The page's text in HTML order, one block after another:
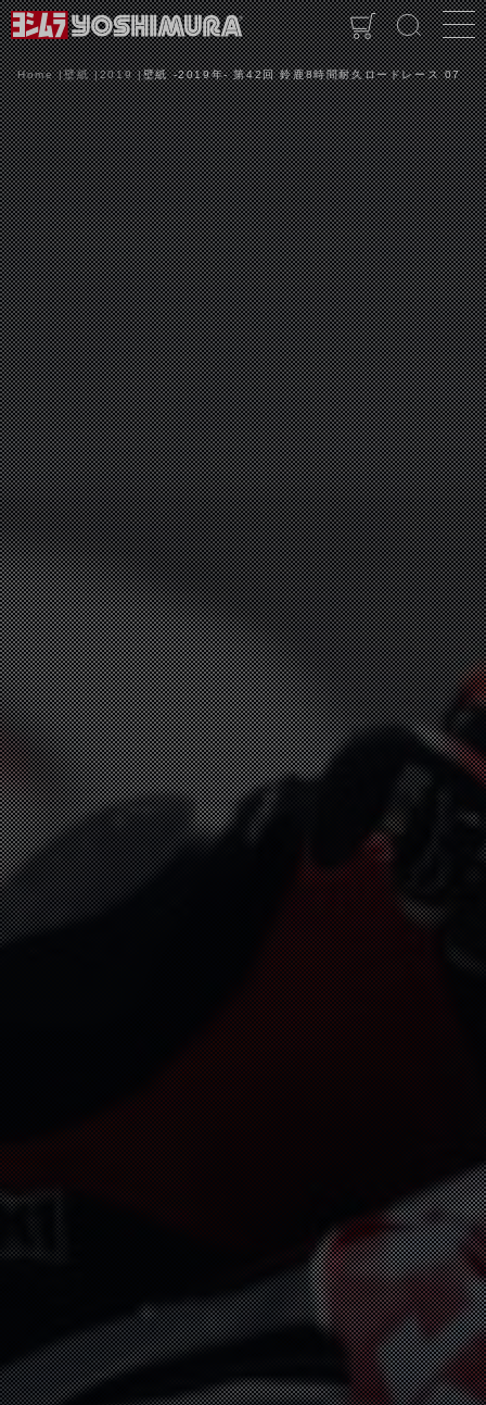
Home 壁紙 2019 壁紙 -2019年- 第42回 鈴鹿8時間耐久ロードレース 07